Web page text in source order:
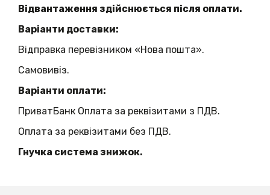
Відвантаження здійснюється після оплати.
Варіанти доставки:
Відправка перевізником «Нова пошта».
Самовивіз.
Варіанти оплати:
ПриватБанк Оплата за реквізитами з ПДВ.
Оплата за реквізитами без ПДВ.
Гнучка система знижок.